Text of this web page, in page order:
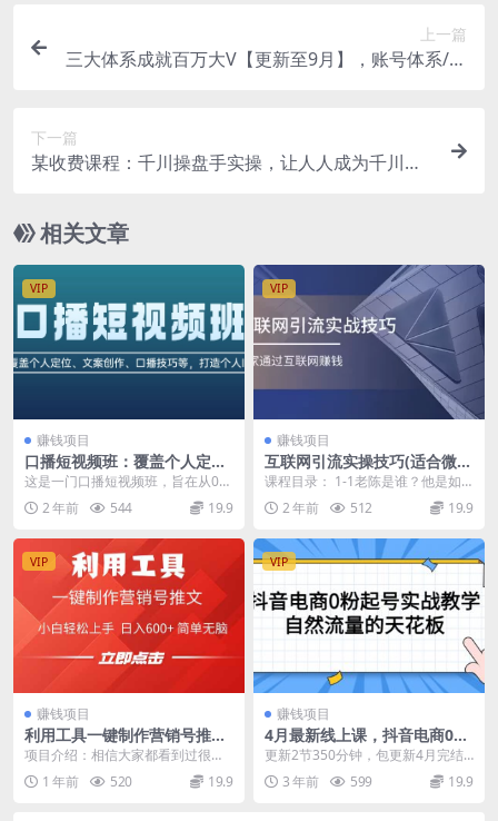
上一篇
三大体系成就百万大V【更新至9月】，账号体系/内
下一篇
某收费课程：千川操盘手实操，让人人成为千川操
相关文章
VIP
赚钱项目
口播短视频班：覆盖个人定
位、文案创作、口播技巧等，
打造个人IP
这是一门口播短视频班，旨在从0到
1教授学员如何创作口播短视频并打
造个人IP变现。...
2 年前 544 19.9
VIP
赚钱项目
互联网引流实操技巧(适合微
商，吸引宝妈)，宅家通过互联
网赚钱（17节）
课程目录： 1-1老陈是谁？他是如
何在互联网赚到几百万的？.mp3 2-
2如何正...
2 年前 512 19.9
VIP
赚钱项目
利用工具一键制作营销号推
文，小白轻松上手 日入600+
项目介绍：相信大家都看到过很多
推文的视频，例如：解压类推文视
频，跑酷类视频，这种...
1 年前 520 19.9
VIP
赚钱项目
4月最新线上课，抖音电商0粉
起号实战教学，自然流量的天
更新2节350分钟，包更新4月完结
资源下载地址
3 年前 599 19.9